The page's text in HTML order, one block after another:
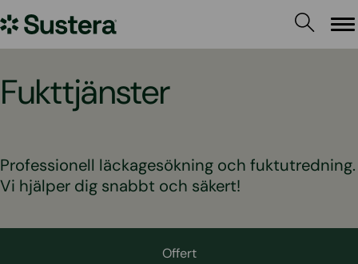
till
Sustera
Sweden
Fukttjänster
Professionell läckagesökning och fuktutredning.
Vi hjälper dig snabbt och säkert!
Offert